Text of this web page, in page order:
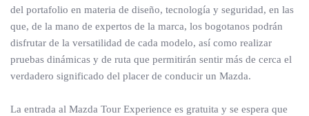
del portafolio en materia de diseño, tecnología y seguridad, en las
que, de la mano de expertos de la marca, los bogotanos podrán
disfrutar de la versatilidad de cada modelo, así como realizar
pruebas dinámicas y de ruta que permitirán sentir más de cerca el
verdadero significado del placer de conducir un Mazda.
La entrada al Mazda Tour Experience es gratuita y se espera que